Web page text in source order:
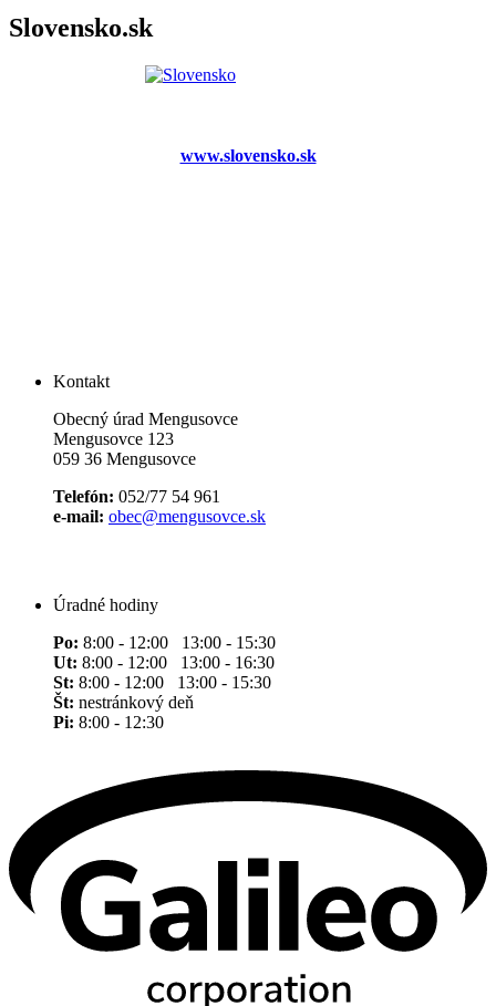
Slovensko.sk
www.slovensko.sk
Kontakt
Obecný úrad Mengusovce
Mengusovce 123
059 36 Mengusovce
Telefón: 052/77 54 961
e-mail: obec@mengusovce.sk
Úradné hodiny
Po: 8:00 - 12:00 13:00 - 15:30
Ut: 8:00 - 12:00 13:00 - 16:30
St: 8:00 - 12:00 13:00 - 15:30
Št: nestránkový deň
Pi: 8:00 - 12:30